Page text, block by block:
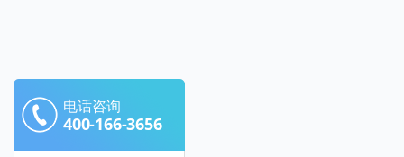
电话咨询
400-166-3656